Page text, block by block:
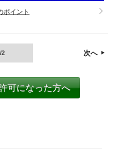
ポイント
2 次へ
可になった方へ